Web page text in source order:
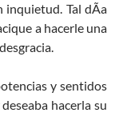
inquietud. Tal dÃ­a
a hacerle una
y sentidos
hacerla su